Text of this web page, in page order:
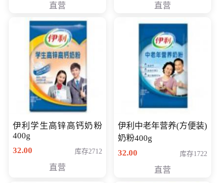
直营
清入门级摄像机
直营
伊利学生高锌高钙奶粉
400g
32.00
库存2712
直营
伊利中老年营养(方便装)
奶粉400g
32.00
库存1722
直营